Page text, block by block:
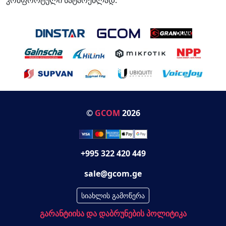
© GCOM 2026
+995 322 420 449
sale@gcom.ge
სიახლის გამოწერა
გარანტიისა და დაბრუნების პოლიტიკა